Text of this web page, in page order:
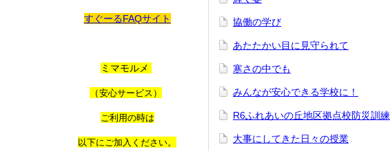
すぐーるFAQサイト
ミマモルメ
（安心サービス）
ご利用の時は
以下にご加入ください。
協働の学び
あたたかい目に見守られて
寒さの中でも
みんなが安心できる学校に！
R6ふれあいの丘地区拠点校防災訓練
大事にしてきた日々の授業